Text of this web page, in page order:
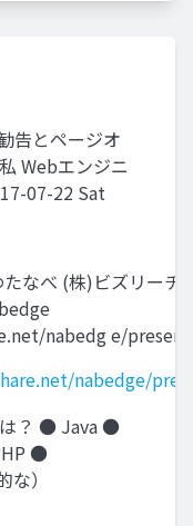
告とページオ
Webエンジニ
07-22 Sat
べ (株)ビズリーチ
nabedg e/
nabedge/
は？ ● Java ●
●
）